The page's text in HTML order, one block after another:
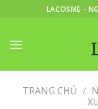
LACOSME -
TRANG CHỦ /